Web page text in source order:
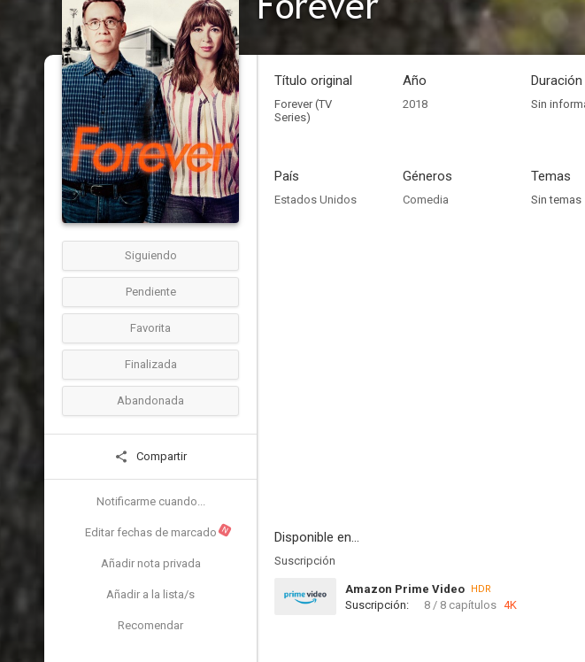
Siguiendo
Pendiente
Favorita
Finalizada
Abandonada
Compartir
Notificarme cuando...
Editar fechas de marcado N
Añadir nota privada
Añadir a la lista/s
Recomendar
Título original
Forever (TV
Series)
Año
2018
Duración
Sin
País
Estados Unidos
Géneros
Comedia
Temas
Sin temas
Disponible en...
Suscripción
Amazon Prime Video HDR
Suscripción: 8 / 8 capítulos 4K